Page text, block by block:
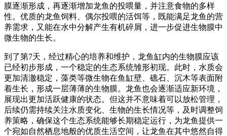
膜逐渐形成，再逐渐增加龙鱼的投喂量，并注意食物的多样
性。优质的龙鱼饲料、偶尔投喂的活饵等，既能满足龙鱼的营
养需求，又能在水中分解产生有机碎屑，进一步促进生物膜中
微生物的生长。
到了第7天，经过精心的培养和维护，龙鱼缸内的生物膜应该
已经初步形成，一个稳定的生态系统雏形初现。此时，水质会
更加清澈稳定，藻类等微生物在鱼缸壁、礁石、沉木等表面附
着生长，形成一层薄薄的生物膜。龙鱼也会逐渐适应新环境，
展现出更加活跃健康的状态。但这并不意味着可以放松管理，
后续仍需持续关注水质变化、生物的生长情况等，及时调整饲
养策略，确保这个生态系统能够长期稳定运行，为龙鱼提供一
个宛如自然栖息地般的优质生活空间，让龙鱼在其中悠然自得